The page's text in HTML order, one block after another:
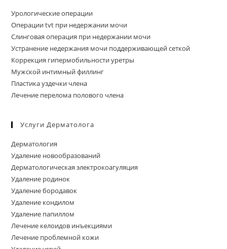
Урологические операции
Операции tvt при недержании мочи
Слинговая операция при недержании мочи
Устранение недержания мочи поддерживающей сеткой
Коррекция гипермобильности уретры
Мужской интимный филлинг
Пластика уздечки члена
Лечение перелома полового члена
Услуги Дерматолога
Дерматология
Удаление новообразований
Дерматологическая электрокоагуляция
Удаление родинок
Удаление бородавок
Удаление кондилом
Удаление папиллом
Лечение келоидов инъекциями
Лечение проблемной кожи